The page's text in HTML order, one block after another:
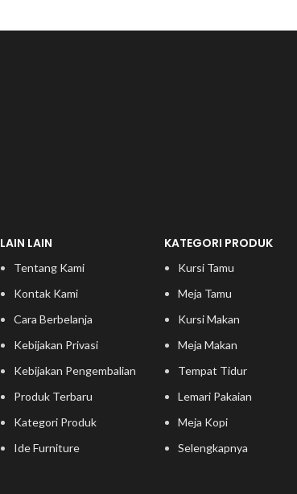
LAIN LAIN
Tentang Kami
Kontak Kami
Cara Berbelanja
Kebijakan Privasi
Kebijakan Pengembalian
Produk Terbaru
Kategori Produk
Ide Furniture
KATEGORI PRODUK
Kursi Tamu
Meja Tamu
Kursi Makan
Meja Makan
Tempat Tidur
Lemari Pakaian
Meja Kopi
Selengkapnya